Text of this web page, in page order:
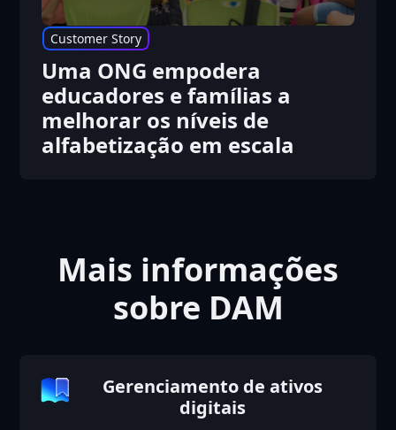
Customer Story
Uma ONG empodera
educadores e famílias a
melhorar os níveis de
alfabetização em escala
Mais informações
sobre DAM
Gerenciamento de ativos
digitais